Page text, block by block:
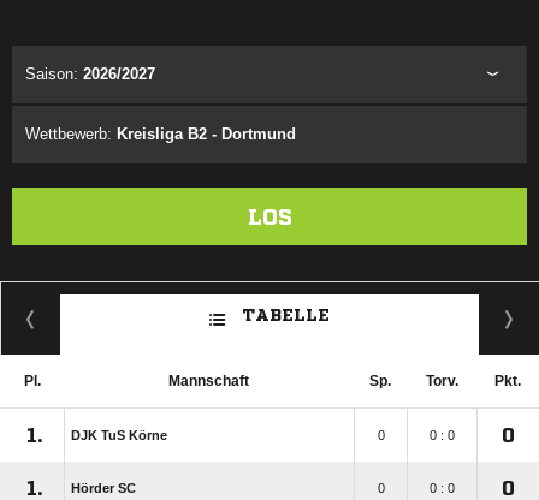
Saison: 2026/2027
Wettbewerb: Kreisliga B2 - Dortmund
LOS
TABELLE
Pl. Mannschaft Sp. Torv. Pkt.
1. DJK TuS Körne 0 0 : 0 0
1. Hörder SC 0 0 : 0 0